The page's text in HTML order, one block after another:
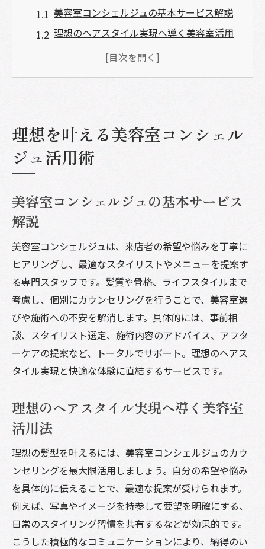
美容室コンシェルジュの基本サービス解説
理想のヘアスタイル実現へ導く美容室活用
美容室利用時の相談内容と伝え方のコツ
美容室体験を高めるコンシェルジュ活用術
自分らしさ引き出す美容室の新提案
提案
論
美容室で叶えるトレンドと個性の両立方法
美容室体験で大切にしたいカウンセリング
の役割
美容室サービスの中で自分らしさを発揮す
る工夫
美容室コンシェルジュが導く満足の提案力
美容室で快適さを感じるための秘訣
美容室体験を左右するカウンセリングの重
要性
美容室で不安を解消する相談テクニック
美容室選びで注目したいサービス内容
美容室で信頼されるコンシェルジュの特徴
理想を叶える美容室コンシェル
ジュ活用術
美容室コンシェルジュの基本サービス
解説
美容室コンシェルジュは、来店者の希望や悩みを丁寧に
ヒアリングし、最適なスタイリストやメニューを提案す
る専門スタッフです。髪質や骨格、ライフスタイルまで
考慮し、個別にカウンセリングを行うことで、美容室選
びや施術への不安を解消します。具体的には、事前相
談、スタイリスト選定、施術内容のアドバイス、アフタ
ーケアの提案など、トータルでサポート。理想のヘアス
タイル実現と快適な体験に直結するサービスです。
理想のヘアスタイル実現へ導く美容室
活用法
理想の髪型を叶えるには、美容室コンシェルジュのカウ
ンセリングを最大限活用しましょう。自分の希望や悩み
を具体的に伝えることで、最適な提案が受けられます。
例えば、写真やイメージを持参して要望を明確にする、
日常のスタイリング習慣を共有するなどが効果的です。
こうした積極的なコミュニケーションにより、納得のい